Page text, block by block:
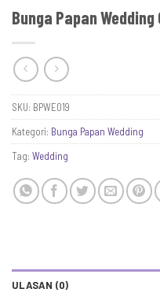
Bunga Papan Wedding
SKU: BPWE019
Kategori: Bunga Papan Wedding
Tag: Wedding
ULASAN (0)